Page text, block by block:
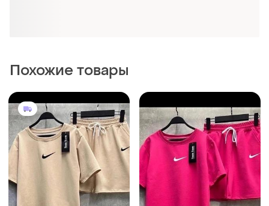
500 грн 24 670 грн 0